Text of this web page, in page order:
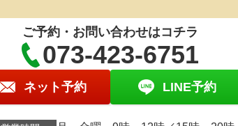
ご予約・お問い合わせはコチラ
073-423-6751
ネット予約 LINE予約